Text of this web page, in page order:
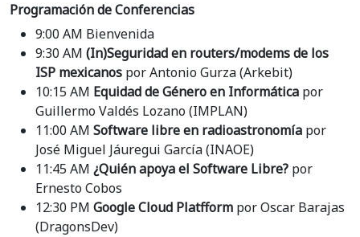
Programación de Conferencias
9:00 AM Bienvenida
9:30 AM (In)Seguridad en routers/modems de los
ISP mexicanos por Antonio Gurza (Arkebit)
10:15 AM Equidad de Género en Informática por
Guillermo Valdés Lozano (IMPLAN)
11:00 AM Software libre en radioastronomía por
José Miguel Jáuregui García (INAOE)
11:45 AM ¿Quién apoya el Software Libre? por
Ernesto Cobos
12:30 PM Google Cloud Platfform por Oscar Barajas
(DragonsDev)